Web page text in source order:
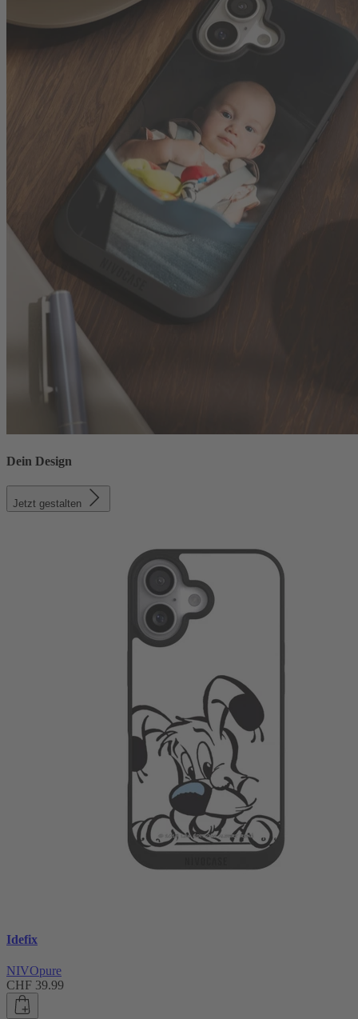
Dein Design
Jetzt gestalten
Idefix
NIVOpure
CHF 39.99